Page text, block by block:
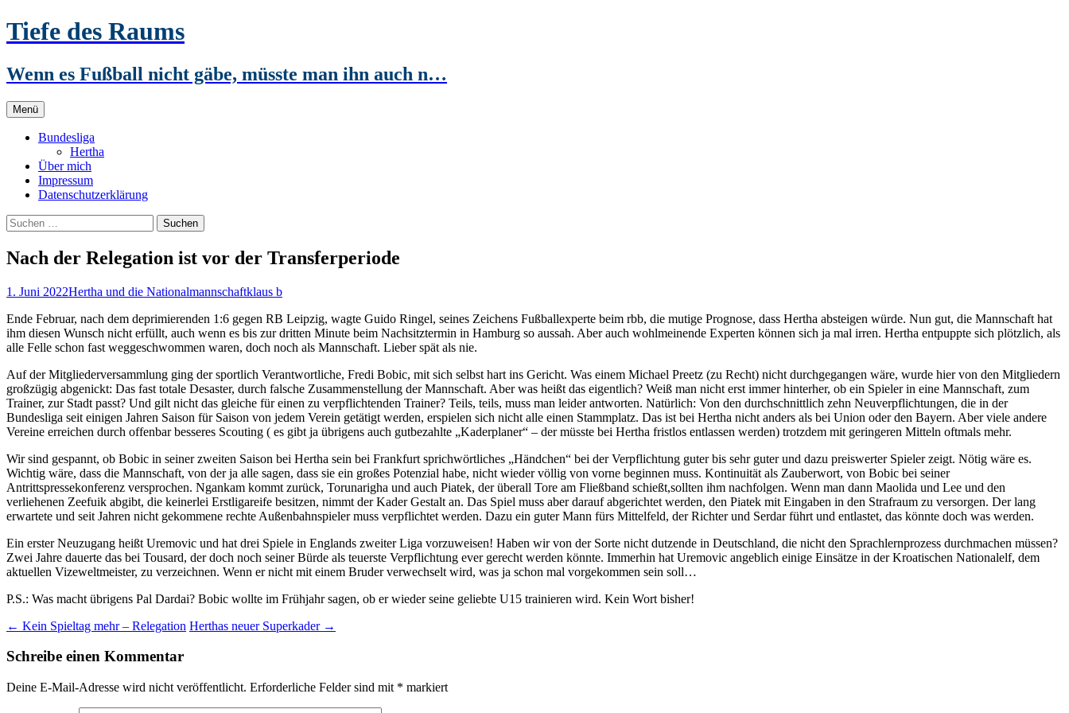
Zum
Inhalt
Tiefe des Raums
Wenn es Fußball nicht gäbe, müsste man ihn auch n…
Menü
Bundesliga
Hertha
Über mich
Impressum
Datenschutzerklärung
Suchen
nach:
Nach der Relegation ist vor der Transferperiode
1. Juni 2022Hertha und die Nationalmannschaftklaus b
Ende Februar, nach dem deprimierenden 1:6 gegen RB Leipzig, wagte Guido Ringel, seines Zeichens Fußballexperte beim rbb, die mutige Prognose, dass Hertha absteigen würde. Nun gut, die Mannschaft hat
ihm diesen Wunsch nicht erfüllt, auch wenn es bis zur dritten Minute beim Nachsitztermin in Hamburg so aussah. Aber auch wohlmeinende Experten können sich ja mal irren. Hertha entpuppte sich plötzlich, als
alle Felle schon fast weggeschwommen waren, doch noch als Mannschaft. Lieber spät als nie.
Auf der Mitgliederversammlung ging der sportlich Verantwortliche, Fredi Bobic, mit sich selbst hart ins Gericht. Was einem Michael Preetz (zu Recht) nicht durchgegangen wäre, wurde hier von den Mitgliedern
großzügig abgenickt: Das fast totale Desaster, durch falsche Zusammenstellung der Mannschaft. Aber was heißt das eigentlich? Weiß man nicht erst immer hinterher, ob ein Spieler in eine Mannschaft, zum
Trainer, zur Stadt passt? Und gilt nicht das gleiche für einen zu verpflichtenden Trainer? Teils, teils, muss man leider antworten. Natürlich: Von den durchschnittlich zehn Neuverpflichtungen, die in der
Bundesliga seit einigen Jahren Saison für Saison von jedem Verein getätigt werden, erspielen sich nicht alle einen Stammplatz. Das ist bei Hertha nicht anders als bei Union oder den Bayern. Aber viele andere
Vereine erreichen durch offenbar besseres Scouting ( es gibt ja übrigens auch gutbezahlte „Kaderplaner“ – der müsste bei Hertha fristlos entlassen werden) trotzdem mit geringeren Mitteln oftmals mehr.
Wir sind gespannt, ob Bobic in seiner zweiten Saison bei Hertha sein bei Frankfurt sprichwörtliches „Händchen“ bei der Verpflichtung guter bis sehr guter und dazu preiswerter Spieler zeigt. Nötig wäre es.
Wichtig wäre, dass die Mannschaft, von der ja alle sagen, dass sie ein großes Potenzial habe, nicht wieder völlig von vorne beginnen muss. Kontinuität als Zauberwort, von Bobic bei seiner
Antrittspressekonferenz versprochen. Ngankam kommt zurück, Torunarigha und auch Piatek, der überall Tore am Fließband schießt,sollten ihm nachfolgen. Wenn man dann Maolida und Lee und den
verliehenen Zeefuik abgibt, die keinerlei Erstligareife besitzen, nimmt der Kader Gestalt an. Das Spiel muss aber darauf abgerichtet werden, den Piatek mit Eingaben in den Strafraum zu versorgen. Der lang
erwartete und seit Jahren nicht gekommene rechte Außenbahnspieler muss verpflichtet werden. Dazu ein guter Mann fürs Mittelfeld, der Richter und Serdar führt und entlastet, das könnte doch was werden.
Ein erster Neuzugang heißt Uremovic und hat drei Spiele in Englands zweiter Liga vorzuweisen! Haben wir von der Sorte nicht dutzende in Deutschland, die nicht den Sprachlernprozess durchmachen müssen?
Zwei Jahre dauerte das bei Tousard, der doch noch seiner Bürde als teuerste Verpflichtung ever gerecht werden könnte. Immerhin hat Uremovic angeblich einige Einsätze in der Kroatischen Nationalelf, dem
aktuellen Vizeweltmeister, zu verzeichnen. Wenn er nicht mit einem Bruder verwechselt wird, was ja schon mal vorgekommen sein soll…
P.S.: Was macht übrigens Pal Dardai? Bobic wollte im Frühjahr sagen, ob er wieder seine geliebte U15 trainieren wird. Kein Wort bisher!
Beitragsnavigation
← Kein Spieltag mehr – Relegation Herthas neuer Superkader →
Schreibe einen Kommentar
Deine E-Mail-Adresse wird nicht veröffentlicht. Erforderliche Felder sind mit * markiert